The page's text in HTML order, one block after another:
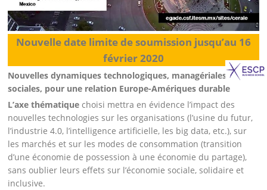
Nouvelle date limite de soumission jusqu’au 16
février 2020
Nouvelles dynamiques technologiques, managériales et
sociales, pour une relation Europe-Amériques durable
L’axe thématique choisi mettra en évidence l’impact des
nouvelles technologies sur les organisations (l’usine du futur,
l’industrie 4.0, l’intelligence artificielle, les big data, etc.), sur
les marchés et sur les modes de consommation (transition
d’une économie de possession à une économie du partage),
sans oublier leurs effets sur l’économie sociale, solidaire et
inclusive.